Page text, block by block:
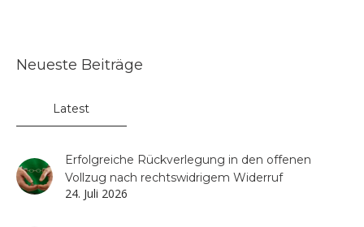
Neueste Beiträge
Latest
Erfolgreiche Rückverlegung in den offenen
Vollzug nach rechtswidrigem Widerruf
24. Juli 2026